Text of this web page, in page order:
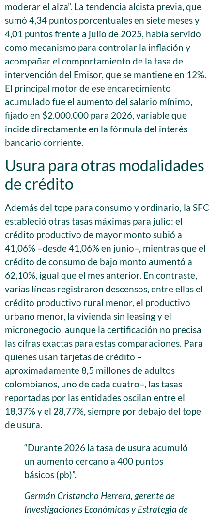
moderar el alza”. La tendencia alcista previa, que
sumó 4,34 puntos porcentuales en siete meses y
4,01 puntos frente a julio de 2025, había servido
como mecanismo para controlar la inflación y
acompañar el comportamiento de la tasa de
intervención del Emisor, que se mantiene en 12%.
El principal motor de ese encarecimiento
acumulado fue el aumento del salario mínimo,
fijado en $2.000.000 para 2026, variable que
incide directamente en la fórmula del interés
bancario corriente.
Usura para otras modalidades
de crédito
Además del tope para consumo y ordinario, la SFC
estableció otras tasas máximas para julio: el
crédito productivo de mayor monto subió a
41,06% –desde 41,06% en junio–, mientras que el
crédito de consumo de bajo monto aumentó a
62,10%, igual que el mes anterior. En contraste,
varias líneas registraron descensos, entre ellas el
crédito productivo rural menor, el productivo
urbano menor, la vivienda sin leasing y el
micronegocio, aunque la certificación no precisa
las cifras exactas para estas comparaciones. Para
quienes usan tarjetas de crédito –
aproximadamente 8,5 millones de adultos
colombianos, uno de cada cuatro–, las tasas
reportadas por las entidades oscilan entre el
18,37% y el 28,77%, siempre por debajo del tope
de usura.
“Durante 2026 la tasa de usura acumuló
un aumento cercano a 400 puntos
básicos (pb)”.
Germán Cristancho Herrera, gerente de
Investigaciones Económicas y Estrategia de